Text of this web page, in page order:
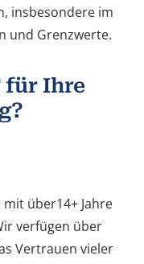
insbesondere im
und Grenzwerte.
für Ihre
über14+ Jahre
verfügen über
Vertrauen vieler